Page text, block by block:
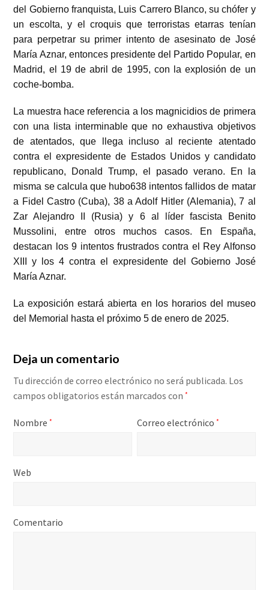
del Gobierno franquista, Luis Carrero Blanco, su chófer y
un escolta, y el croquis que terroristas etarras tenían
para perpetrar su primer intento de asesinato de José
María Aznar, entonces presidente del Partido Popular, en
Madrid, el 19 de abril de 1995, con la explosión de un
coche-bomba.
La muestra hace referencia a los magnicidios de primera
con una lista interminable que no exhaustiva objetivos
de atentados, que llega incluso al reciente atentado
contra el expresidente de Estados Unidos y candidato
republicano, Donald Trump, el pasado verano. En la
misma se calcula que hubo638 intentos fallidos de matar
a Fidel Castro (Cuba), 38 a Adolf Hitler (Alemania), 7 al
Zar Alejandro II (Rusia) y 6 al líder fascista Benito
Mussolini, entre otros muchos casos. En España,
destacan los 9 intentos frustrados contra el Rey Alfonso
XIII y los 4 contra el expresidente del Gobierno José
María Aznar.
La exposición estará abierta en los horarios del museo
del Memorial hasta el próximo 5 de enero de 2025.
Deja un comentario
Tu dirección de correo electrónico no será publicada. Los
campos obligatorios están marcados con*
Nombre* Correo electrónico*
Web
Comentario